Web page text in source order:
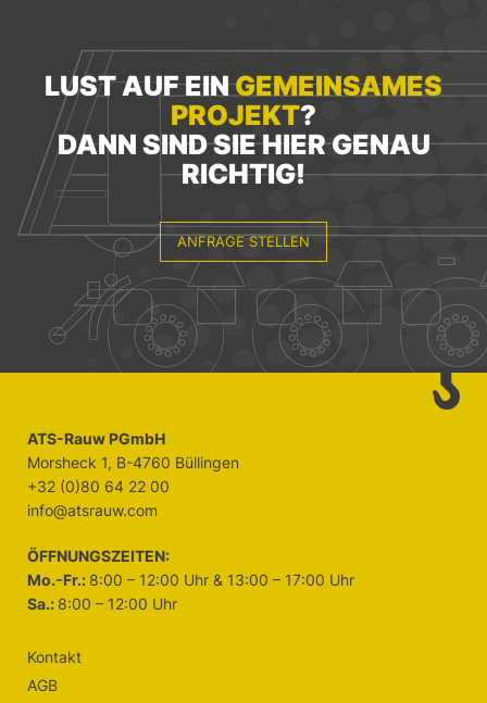
LUST AUF EINGEMEINSAMES
PROJEKT?
DANN SIND SIE HIER GENAU
RICHTIG!
ANFRAGE STELLEN
ATS-Rauw PGmbH
Morsheck 1, B-4760 Büllingen
+32 (0)80 64 22 00
info@atsrauw.com
ÖFFNUNGSZEITEN:
Mo.-Fr.: 8:00 – 12:00 Uhr & 13:00 – 17:00 Uhr
Sa.: 8:00 – 12:00 Uhr
Kontakt
AGB